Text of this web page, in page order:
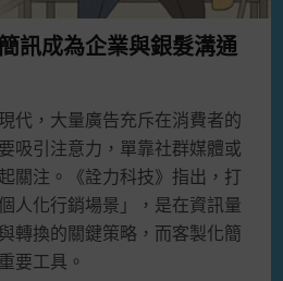
訊成為企業與銀髮溝通
代，大量廣告充斥在消費者的
吸引注意力，單靠社群媒體或
關注。《詮力科技》指出，打
人化行銷場景」，是在資訊量
轉換的關鍵策略，而客製化簡
要工具。